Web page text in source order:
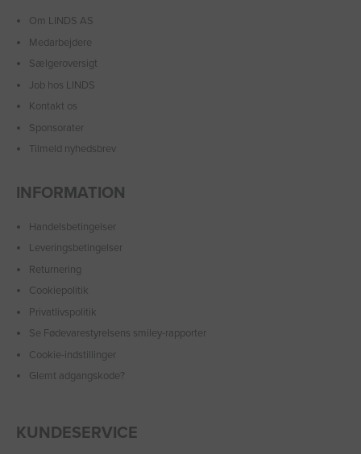
Om LINDS AS
Medarbejdere
Sælgeroversigt
Job hos LINDS
Kontakt os
Sponsorater
Tilmeld nyhedsbrev
INFORMATION
Handelsbetingelser
Leveringsbetingelser
Returnering
Cookiepolitik
Privatlivspolitik
Se Fødevarestyrelsens smiley-rapporter
Cookie-indstillinger
Glemt adgangskode?
KUNDESERVICE